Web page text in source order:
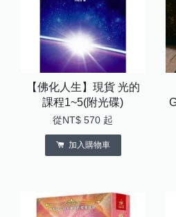
【佛化人生】現貨 光的
課程1~5(附光碟)
從 NT$ 570 起
加入購物車